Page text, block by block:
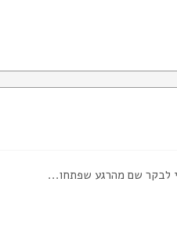
לבקר שם מהרגע שפתחו...